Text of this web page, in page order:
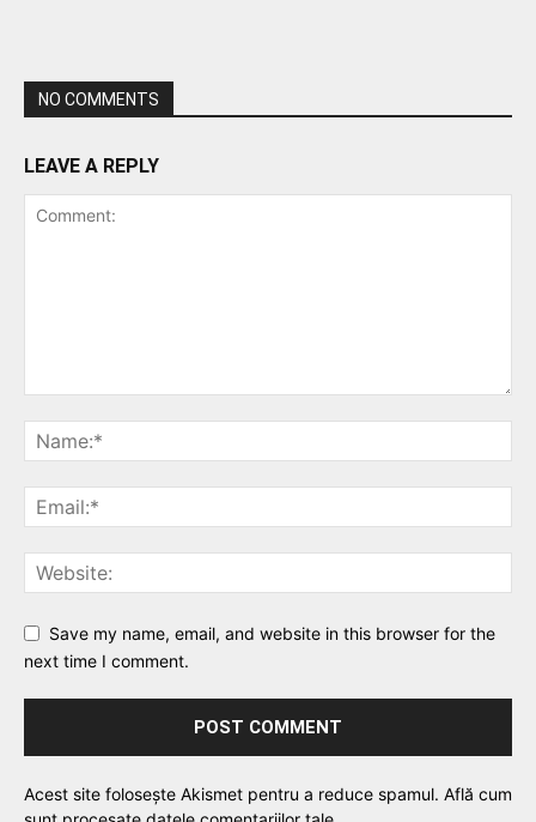
NO COMMENTS
LEAVE A REPLY
Save my name, email, and website in this browser for the
next time I comment.
Acest site folosește Akismet pentru a reduce spamul. Află cum